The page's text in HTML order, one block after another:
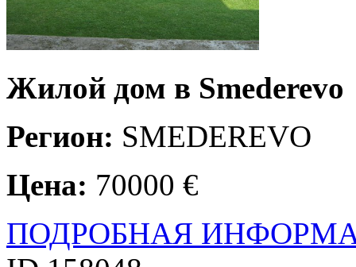
Жилой дом в Smederevo
Регион: SMEDEREVO
Цена: 70000 €
ПОДРОБНАЯ